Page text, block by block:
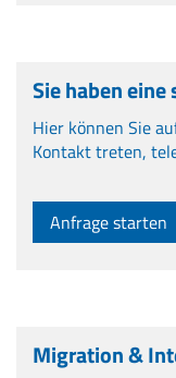
Sie haben
Hier können Sie
Kontakt treten,
Anfrage starten
Migration &